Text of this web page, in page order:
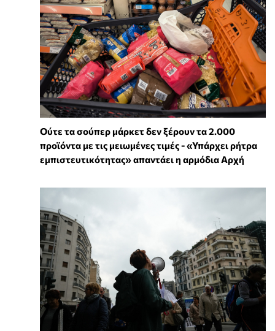
Ούτε τα σούπερ μάρκετ δεν ξέρουν τα 2.000
προϊόντα με τις μειωμένες τιμές - «Υπάρχει ρήτρα
εμπιστευτικότητας» απαντάει η αρμόδια Αρχή